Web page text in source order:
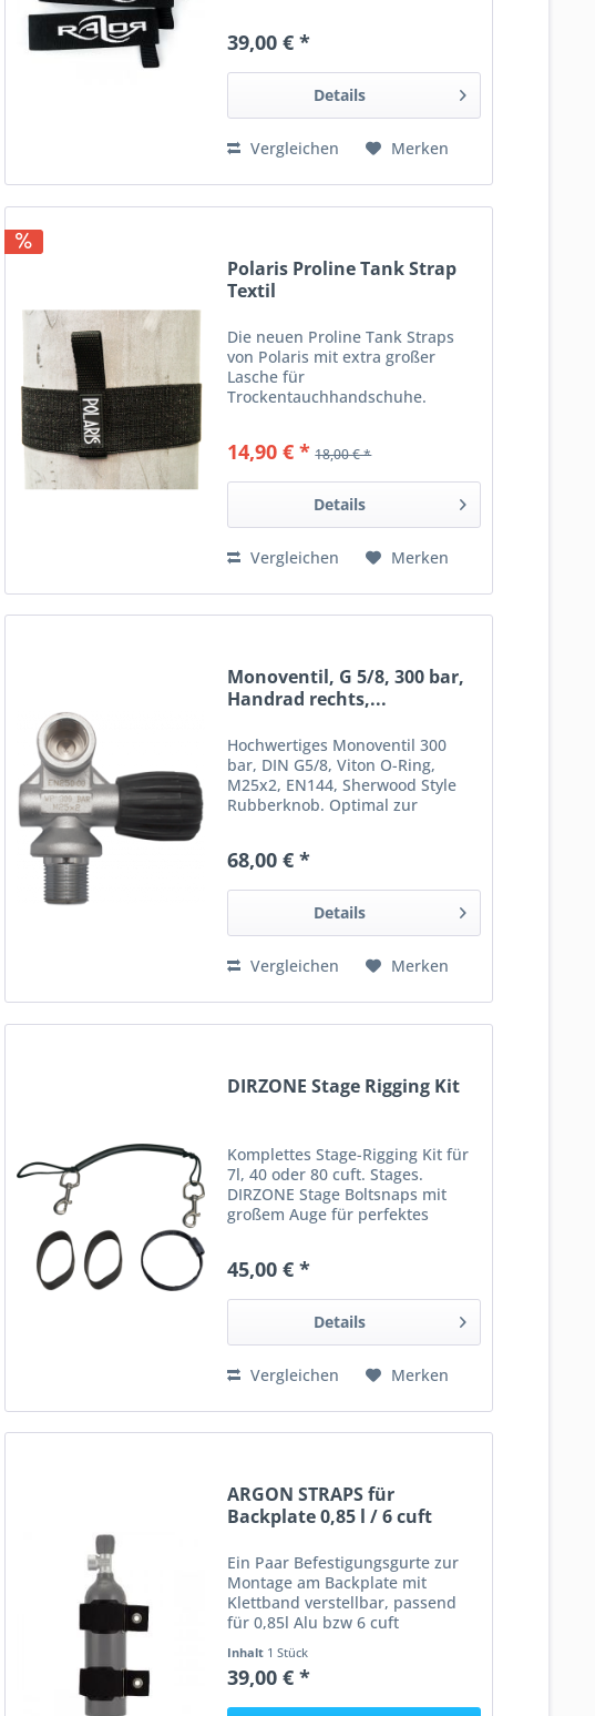
auswählen. _______ Angaben gem.
GPSR: Dies ist ein Artikel der
39,00 € *
Details
Vergleichen Merken
Polaris Proline Tank Strap
Textil
Die neuen Proline Tank Straps
von Polaris mit extra großer
Lasche für
Trockentauchhandschuhe.
extrem strapazierfähig durch
Größen: Proline...
14,90 € * 18,00 € *
Details
Vergleichen Merken
Monoventil, G 5/8, 300 bar,
Handrad rechts,...
Hochwertiges Monoventil 300
bar, DIN G5/8, Viton O-Ring,
M25x2, EN144, Sherwood Style
Rubberknob. Optimal zur
Steigrohr. __________________
Angaben gem. GPSR: Dies ist ein
68,00 € *
Details
Vergleichen Merken
DIRZONE Stage Rigging Kit
Komplettes Stage-Rigging Kit für
7l, 40 oder 80 cuft. Stages.
DIRZONE Stage Boltsnaps mit
großem Auge für perfektes
GPSR: Dies ist ein Artikel der
45,00 € *
Details
Vergleichen Merken
ARGON STRAPS für
Backplate 0,85 l / 6 cuft
Ein Paar Befestigungsgurte zur
Montage am Backplate mit
Klettband verstellbar, passend
für 0,85l Alu bzw 6 cuft
Durchmesser) incl. 2
Befestigungssschrauben ____
Angaben gem. GPSR: Dies ist ein
Inhalt 1 Stück
39,00 € *